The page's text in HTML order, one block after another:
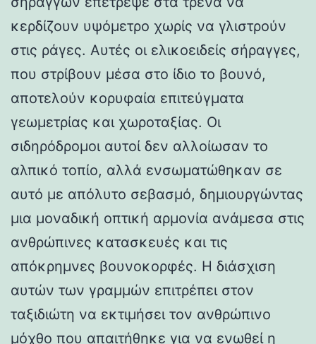
κερδίζουν υψόμετρο χωρίς να γλιστρούν
στις ράγες. Αυτές οι ελικοειδείς σήραγγες,
που στρίβουν μέσα στο ίδιο το βουνό,
αποτελούν κορυφαία επιτεύγματα
γεωμετρίας και χωροταξίας. Οι
σιδηρόδρομοι αυτοί δεν αλλοίωσαν το
αλπικό τοπίο, αλλά ενσωματώθηκαν σε
αυτό με απόλυτο σεβασμό, δημιουργώντας
μια μοναδική οπτική αρμονία ανάμεσα στις
ανθρώπινες κατασκευές και τις
απόκρημνες βουνοκορφές. Η διάσχιση
αυτών των γραμμών επιτρέπει στον
ταξιδιώτη να εκτιμήσει τον ανθρώπινο
μόχθο που απαιτήθηκε για να ενωθεί η